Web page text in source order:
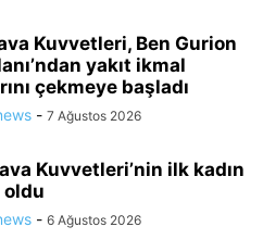
Kuvvetleri, Ben Gurion
yakıt ikmal
çekmeye başladı
- 7 Ağustos 2026
Kuvvetleri’nin ilk kadın
oldu
- 6 Ağustos 2026